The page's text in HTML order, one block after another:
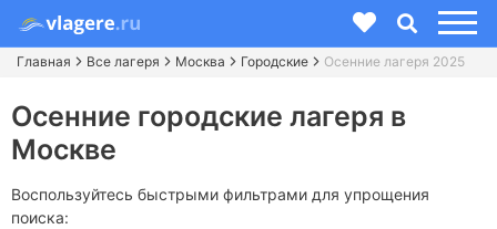
Главная Все лагеря Москва Городские Осенние лагеря 2025
Осенние городские лагеря в
Москве
Воспользуйтесь быстрыми фильтрами для упрощения
поиска: